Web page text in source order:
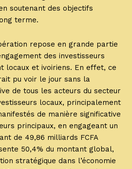
soutenant des objectifs
terme.
repose en grande partie
des investisseurs
locaux et ivoiriens. En effet, ce
pu voir le jour sans la
de tous les acteurs du secteur
locaux, principalement
de manière significative
principaux, en engageant un
de 49,86 milliards FCFA
50,4% du montant global,
stratégique dans l’économie